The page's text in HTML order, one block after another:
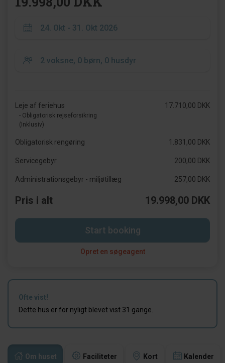
Om huset Faciliteter Kort Kalender
Leje af feriehus
- Obligatorisk rejseforsikring
(Inklusiv)
17.710,00 DKK
Obligatorisk rengøring 1.831,00 DKK
Servicegebyr 200,00 DKK
Administrationsgebyr - miljøtillæg 257,00 DKK
Pris i alt 19.998,00 DKK
Start booking
Opret en søgeagent
Ofte vist!
Dette hus er for nyligt blevet vist 31 gange.